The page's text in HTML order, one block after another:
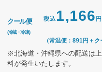
クール便
(冷蔵・冷凍)
税込1,166 円
（常温便：891円＋
※北海道・沖縄県への配送は
料が発生いたします。